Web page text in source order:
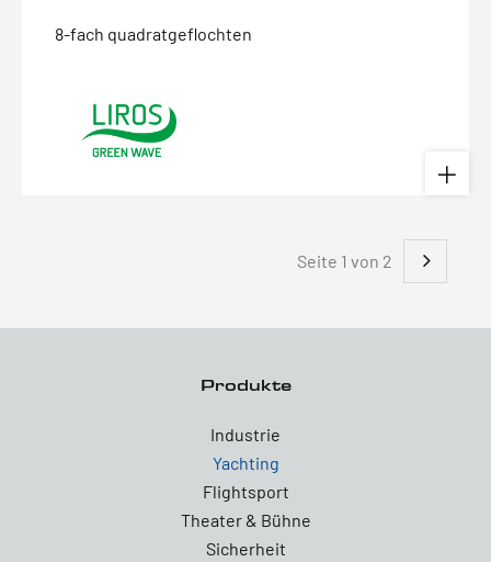
8-fach quadratgeflochten
Seite 1 von 2
Produkte
Industrie
Yachting
Flightsport
Theater & Bühne
Sicherheit